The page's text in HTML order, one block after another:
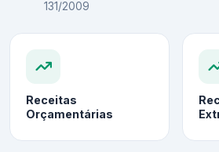
131/2009
Receitas
Orçamentárias